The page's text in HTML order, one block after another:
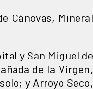
Cánovas, Mineral
y San Miguel de
de la Virgen,
y Arroyo Seco,